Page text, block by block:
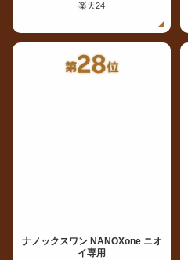
楽天24
ナノックスワン NANOXone ニオ
イ専用